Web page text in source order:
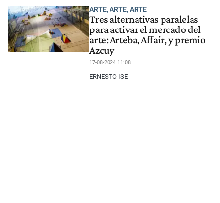
ARTE, ARTE, ARTE
Tres alternativas paralelas
para activar el mercado del
arte: Arteba, Affair, y premio
Azcuy
17-08-2024 11:08
ERNESTO ISE